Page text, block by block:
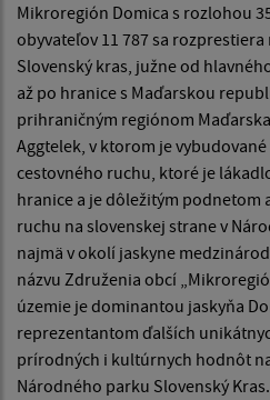
Mikroregión Domica s rozlohou
obyvateľov 11 787 sa
Slovenský kras, južne od
až po hranice s Maďarskou
prihraničným regiónom
Aggtelek, v ktorom je
cestovného ruchu, ktoré je
hranice a je dôležitým podnetom
ruchu na slovenskej strane v
najmä v okolí jaskyne
názvu Združenia obcí
územie je dominantou jaskyňa
reprezentantom ďalších
prírodných i kultúrnych hodnôt
Národného parku Slovenský